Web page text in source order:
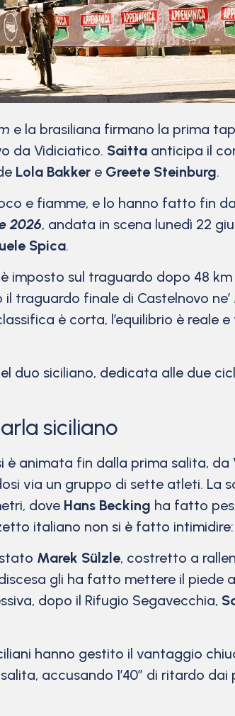
e la brasiliana firmano la prima
da Vidiciatico. Saitta anticipa il
Lola Bakker e Greete Steinburg.
e fiamme, e lo hanno fatto fin
2026, andata in scena lunedì 22
Spica.
è imposto sul traguardo dopo 48
traguardo finale di Castelnovo
è corta, l’equilibrio è
duo siciliano, dedicata alle due
siciliano
è animata fin dalla prima salita,
via un gruppo di sette atleti. La
dove Hans Becking ha fatto
italiano non si è fatto intimidire:
Marek Sülzle, costretto a
gli ha fatto mettere il piede
dopo il Rifugio Segavecchia,
hanno gestito il vantaggio
salita, accusando 1’40” di ritardo